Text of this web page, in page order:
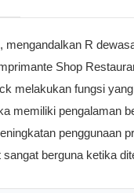
R
Shop
melakukan fungsi
memiliki pengalaman
penggunaan
berguna ketika